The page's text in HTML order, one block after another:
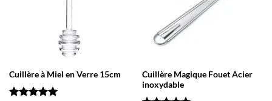
Cuillère à Miel en Verre 15cm
Cuillère Magique Fouet Acier
inoxydable